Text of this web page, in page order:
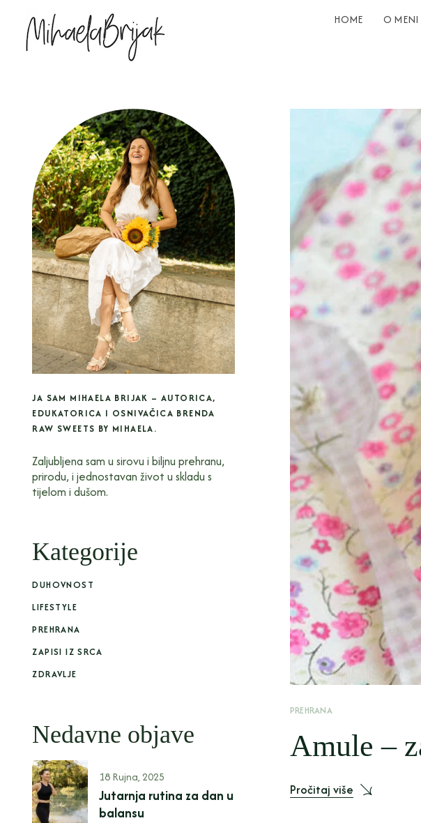
HOME O MENI
JA SAM MIHAELA BRIJAK – AUTORICA,
EDUKATORICA I OSNIVAČICA BRENDA
RAW SWEETS BY MIHAELA.
Zaljubljena sam u sirovu i biljnu prehranu,
prirodu, i jednostavan život u skladu s
tijelom i dušom.
Kategorije
DUHOVNOST
LIFESTYLE
PREHRANA
ZAPISI IZ SRCA
ZDRAVLJE
Nedavne objave
18 Rujna, 2025
Jutarnja rutina za dan u
balansu
PREHRANA
Amule –
Pročitaj više